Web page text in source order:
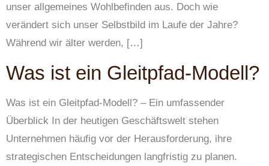
unser allgemeines Wohlbefinden aus. Doch wie
verändert sich unser Selbstbild im Laufe der Jahre?
Während wir älter werden, […]
Was ist ein Gleitpfad-Modell?
Was ist ein Gleitpfad-Modell? – Ein umfassender
Überblick In der heutigen Geschäftswelt stehen
Unternehmen häufig vor der Herausforderung, ihre
strategischen Entscheidungen langfristig zu planen.